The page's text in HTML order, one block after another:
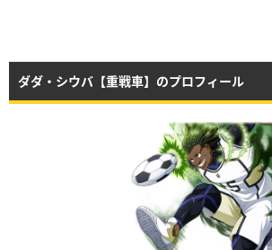
ダダ・シウバ【重戦車】のプロフィール